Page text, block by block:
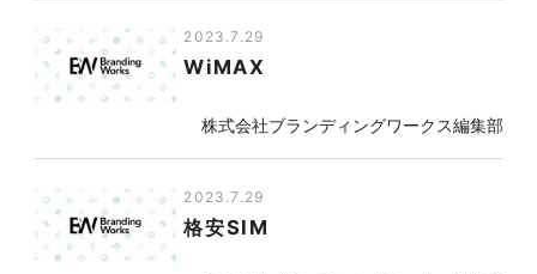
2023.7.29
WiMAX
株式会社ブランディングワークス編集部
2023.7.29
格安SIM